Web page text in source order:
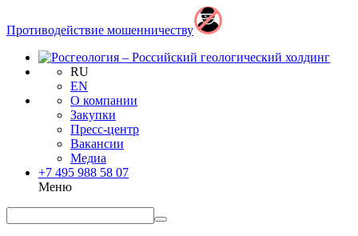
Противодействие мошенничеству
RU
EN
О компании
Закупки
Пресс-центр
Вакансии
Медиа
+7 495 988 58 07
Меню